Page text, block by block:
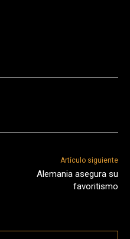
Artículo siguiente
Alemania asegura su
favoritismo